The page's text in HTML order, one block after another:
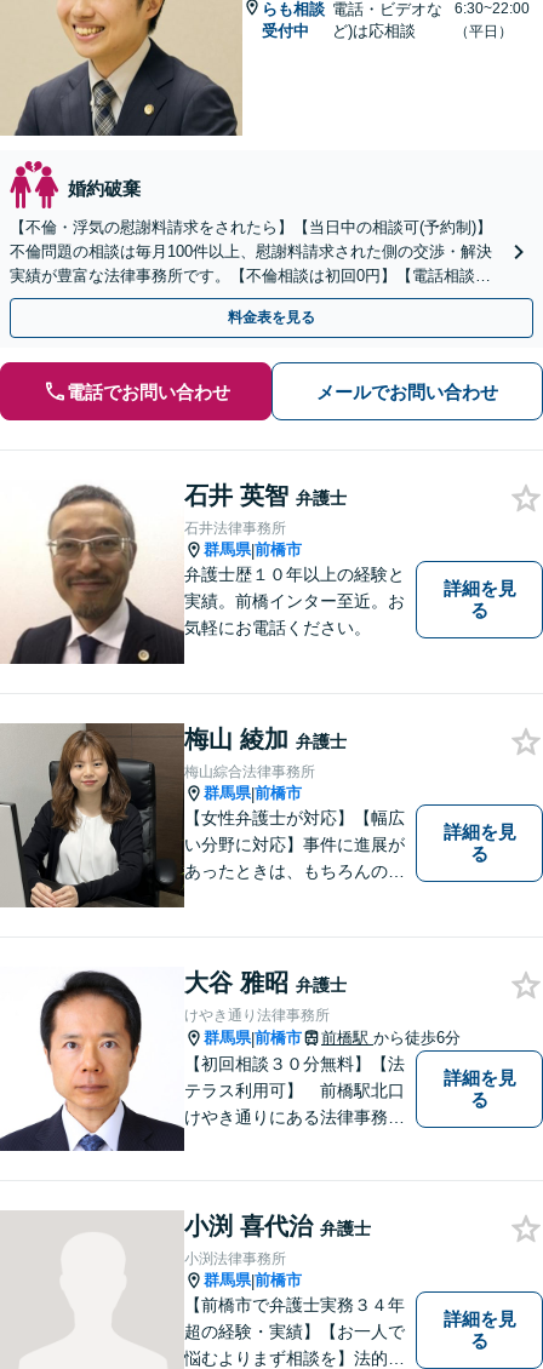
らも相談
受付中
電話・ビデオな
ど)は応相談
6:30~22:00
（平日）
婚約破棄
【不倫・浮気の慰謝料請求をされたら】【当日中の相談可(予約制)】
不倫問題の相談は毎月100件以上、慰謝料請求された側の交渉・解決
実績が豊富な法律事務所です。【不倫相談は初回0円】【電話相談で
ご契約まで対応可/来所不要】
料金表を見る
電話でお問い合わせ メールでお問い合わせ
石井 英智 弁護士
石井法律事務所
群馬県|前橋市
弁護士歴１０年以上の経験と
実績。前橋インター至近。お
気軽にお電話ください。
詳細を見
る
梅山 綾加 弁護士
梅山綜合法律事務所
群馬県|前橋市
【女性弁護士が対応】【幅広
い分野に対応】事件に進展が
あったときは、もちろんのこ
相談者様のお話を丁寧にお聞
きし、常にご依頼者様に寄り
添った弁護活動をしておりま
す。
詳細を見
る
大谷 雅昭 弁護士
けやき通り法律事務所
群馬県|前橋市 前橋駅 から徒歩6分
【初回相談３０分無料】【法
テラス利用可】 前橋駅北口
けやき通りにある法律事務所
詳細を見
る
小渕 喜代治 弁護士
小渕法律事務所
群馬県|前橋市
【前橋市で弁護士実務３４年
超の経験・実績】【お一人で
悩むよりまず相談を】法的ト
詳細を見
る